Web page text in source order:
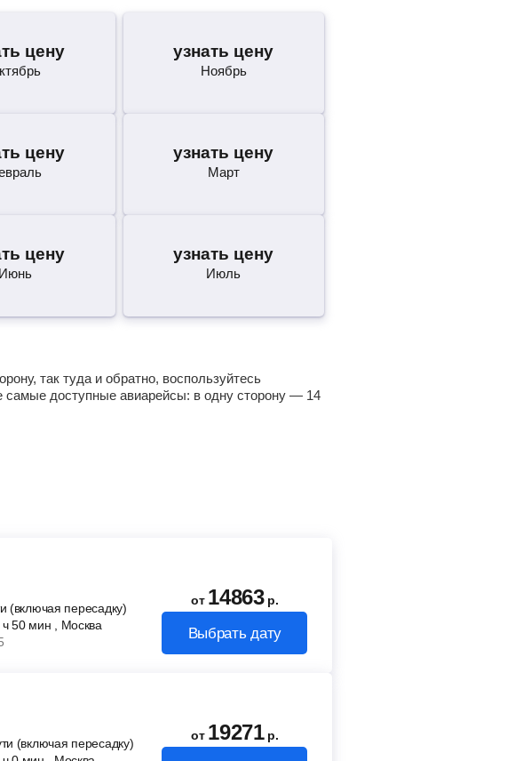
цену узнать цену
Ноябрь
цену узнать цену
Март
цену
Июнь
узнать цену
Июль
так туда и обратно, воспользуйтесь
самые доступные авиарейсы: в одну сторону — 14
(включая пересадку)
ч50 мин , Москва
от 14863 р.
Выбрать дату
(включая пересадку)
от 19271 р.